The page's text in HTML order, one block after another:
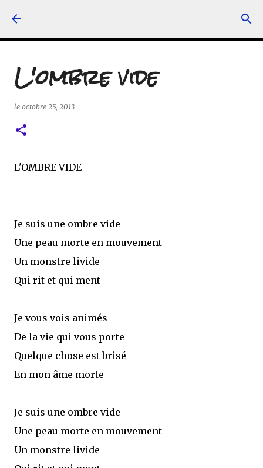
L'ombre vide
le octobre 25, 2013
L'OMBRE VIDE
Je suis une ombre vide
Une peau morte en mouvement
Un monstre livide
Qui rit et qui ment
Je vous vois animés
De la vie qui vous porte
Quelque chose est brisé
En mon âme morte
Je suis une ombre vide
Une peau morte en mouvement
Un monstre livide